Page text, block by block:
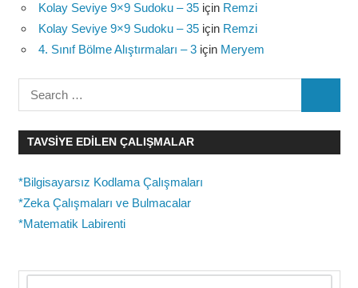
Kolay Seviye 9×9 Sudoku – 35 için Remzi
Kolay Seviye 9×9 Sudoku – 35 için Remzi
4. Sınıf Bölme Alıştırmaları – 3 için Meryem
Search
for:
TAVSIYE EDILEN ÇALIŞMALAR
*Bilgisayarsız Kodlama Çalışmaları
*Zeka Çalışmaları ve Bulmacalar
*Matematik Labirenti